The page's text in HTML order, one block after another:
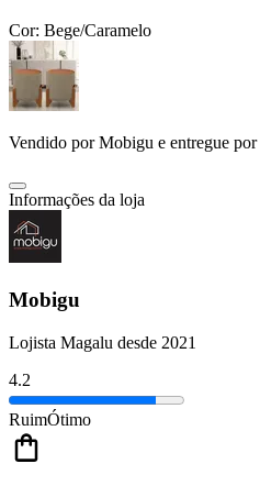
Cor: Bege/Caramelo
Vendido porMobigu e entregue por
Informações da loja
Mobigu
Lojista Magalu desde 2021
4.2
RuimÓtimo